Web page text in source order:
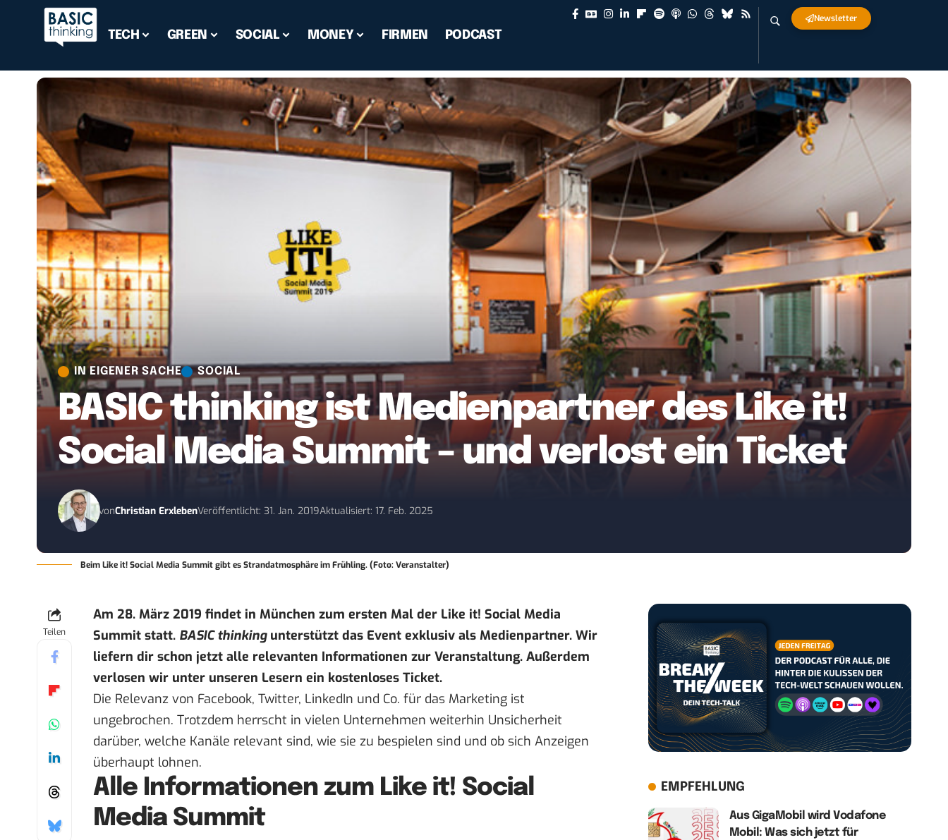
TECH GREEN SOCIAL MONEY FIRMEN PODCAST
Newsletter
IN EIGENER SACHE SOCIAL
BASIC thinking ist Medienpartner des Like it!
Social Media Summit – und verlost ein Ticket
vonChristian ErxlebenVeröffentlicht: 31. Jan. 2019Aktualisiert: 17. Feb. 2025
Beim Like it! Social Media Summit gibt es Strandatmosphäre im Frühling. (Foto: Veranstalter)
Teilen
Am 28. März 2019 findet in München zum ersten Mal der Like it! Social Media
Summit statt. BASIC thinkingunterstützt das Event exklusiv als Medienpartner. Wir
liefern dir schon jetzt alle relevanten Informationen zur Veranstaltung. Außerdem
verlosen wir unter unseren Lesern ein kostenloses Ticket.
Die Relevanz von Facebook, Twitter, LinkedIn und Co. für das Marketing ist
ungebrochen. Trotzdem herrscht in vielen Unternehmen weiterhin Unsicherheit
darüber, welche Kanäle relevant sind, wie sie zu bespielen sind und ob sich Anzeigen
überhaupt lohnen.
Alle Informationen zum Like it! Social
Media Summit
EMPFEHLUNG
Aus GigaMobil wird Vodafone
Mobil: Was sich jetzt für